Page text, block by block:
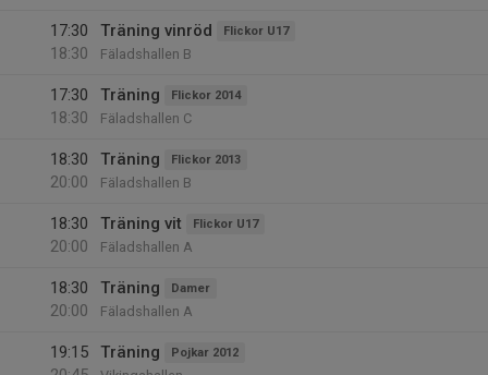
17:30
18:30
Träning vinröd Flickor U17
Fäladshallen B
17:30
18:30
Träning Flickor 2014
Fäladshallen C
18:30
20:00
Träning Flickor 2013
Fäladshallen B
18:30
20:00
Träning vit Flickor U17
Fäladshallen A
18:30
20:00
Träning Damer
Fäladshallen A
19:15
Träning Pojkar 2012